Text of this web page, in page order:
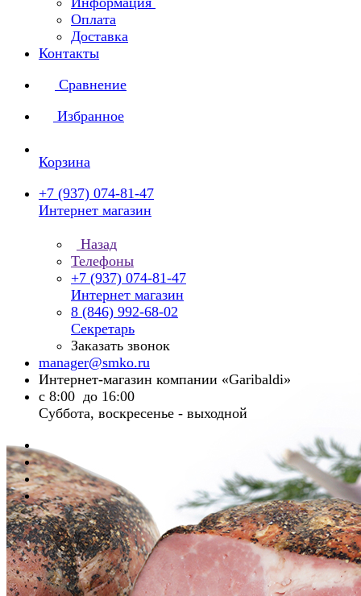
Оплата
Доставка
Контакты
Сравнение
Избранное
Корзина
+7 (937) 074-81-47
Интернет магазин
Назад
Телефоны
+7 (937) 074-81-47
Интернет магазин
8 (846) 992-68-02
Секретарь
Заказать звонок
manager@smko.ru
Интернет-магазин компании «Garibaldi»
с 8:00 до 16:00
Суббота, воскресенье - выходной
Главная
Каталог